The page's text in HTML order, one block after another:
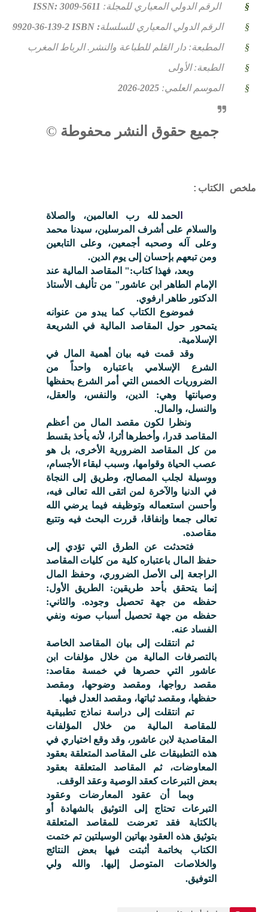
§
الرقم الدولي المعياري للمجلة: ISSN: 3009-5611
§
الرقم الدولي المعياري للسلسلة:
ISBN
9920-36-139-2
§
المطبعة: دار القلم للطباعة والنشر. الرباط المغرب
§
الطبعة: الأولى
§
الموسم العلمي:
2025
-
2026
جميع حقوق النشر محفوطة ©
ملخص الكتاب:
لحمد لله رب العالمين، والصلاة
والسلام على أشرف المرسلين، سيدنا محمد
وعلى آله وصحبه أجمعين، وعلى التابعين
ومن تبعهم بإحسان إلى يوم الدين.
وبعد، فهذا كتاب:" المقاصد المالية عند
الإمام الطاهر ابن عاشور" من تأليف الأستاذ
الدكتور طاهر ارفوي.
فموضوع الكتاب كما يبدو من عنوانه
يتمحور حول المقاصد المالية في الشريعة
الإسلامية.
وقد قمت فيه بيان أهمية المال في
الشرع الإسلامي باعتباره واحداً من
الضروريات الخمس التي أمر الشرع بحفظها
وصيانتها وهي: الدين، والنفس، والعقل،
والنسل، والمال.
ونظرا لكون مقصد المال من أعظم
المقاصد قدرا، وأخطرها أثرا، لأنه يأخذ بقسط
من كل المقاصد الضرورية الأخرى، بل هو
عصب الحياة وقوامها، وسبب لبقاء الأجسام،
ووسيلة لجلب المصالح، وطريق إلى النجاة
في الدنيا والآخرة لمن اتقى الله تعالى فيه،
وأحسن استعماله وتوظيفه فيما يرضي الله
تعالى جمعا وإنفاقا، قررت البحث فيه وتتبع
مقاصده.
فتحدثت عن الطرق التي تؤدي إلى
حفظ المال باعتباره كلية من كليات المقاصد
الراجعة إلى الأصل الضروري، وحفظ المال
إنما يتحقق بأحد طريقين: الطريق الأول:
حفظه من جهة تحصيل وجوده. والثاني:
حفظه من جهة تحصيل أسباب صونه ونفي
الفساد عنه.
ثم انتقلت إلى بيان المقاصد الخاصة
بالتصرفات المالية من خلال مؤلفات ابن
عاشور التي حصرها في خمسة مقاصد:
مقصد رواجها، ومقصد وضوحها، ومقصد
حفظها، ومقصد ثباتها، ومقصد العدل فيها.
تم انتقلت إلى دراسة نماذج تطبيقية
للمقاصة المالية من خلال المؤلفات
المقاصدية لابن عاشور، وقد وقع اختیاري في
هذه التطبيقات على المقاصد المتعلقة بعقود
المعاوضات، ثم المقاصد المتعلقة بعقود
بعض التبرعات كعقد الوصية وعقد الوقف.
وبما أن عقود المعارضات وعقود
التبرعات تحتاج إلى التوثيق بالشهادة أو
بالكتابة فقد تعرضت للمقاصد المتعلقة
بتوثيق هذه العقود بهاتين الوسيلتين تم ختمت
الكتاب بخاتمة أثبتت فيها بعض النتائج
والخلاصات المتوصل إليها. والله ولي
التوفيق.